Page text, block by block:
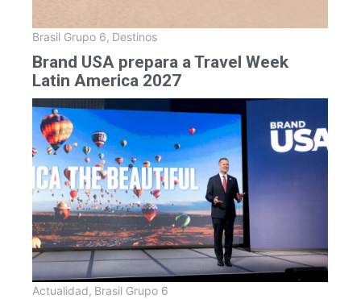
Brasil Grupo 6, Destinos
Brand USA prepara a Travel Week
Latin America 2027
Actualidad, Brasil Grupo 6